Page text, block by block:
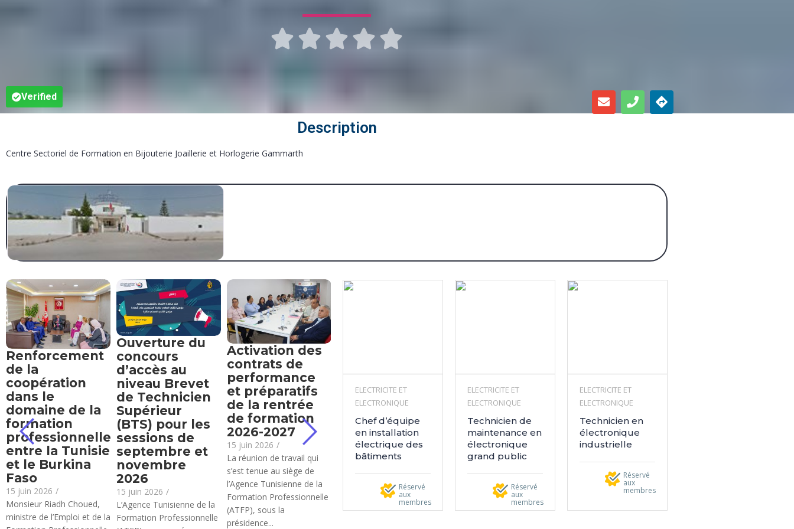
    
Verified
Description
Centre Sectoriel de Formation en Bijouterie Joaillerie et Horlogerie Gammarth
Renforcement
de la
coopération
dans le
domaine de la
formation
professionnelle
entre la Tunisie
et le Burkina
Faso
15 juin 2026 /
Monsieur Riadh Choued,
ministre de l’Emploi et de la
Ouverture du
concours
d’accès au
niveau Brevet
de Technicien
Supérieur
(BTS) pour les
sessions de
septembre et
novembre
2026
15 juin 2026 /
L’Agence Tunisienne de la
Formation Professionnelle
Activation des
contrats de
performance
et préparatifs
de la rentrée
de formation
2026-2027
15 juin 2026 /
La réunion de travail qui
s’est tenue au siège de
l’Agence Tunisienne de la
Formation Professionnelle
(ATFP), sous la
présidence...
ELECTRICITE ET
ELECTRONIQUE
Chef d’équipe
en installation
électrique des
bâtiments
Réservé
aux
membres
ELECTRICITE ET
ELECTRONIQUE
Technicien de
maintenance en
électronique
grand public
Réservé
aux
membres
ELECTRICITE ET
ELECTRONIQUE
Technicien en
électronique
industrielle
Réservé
aux
membres